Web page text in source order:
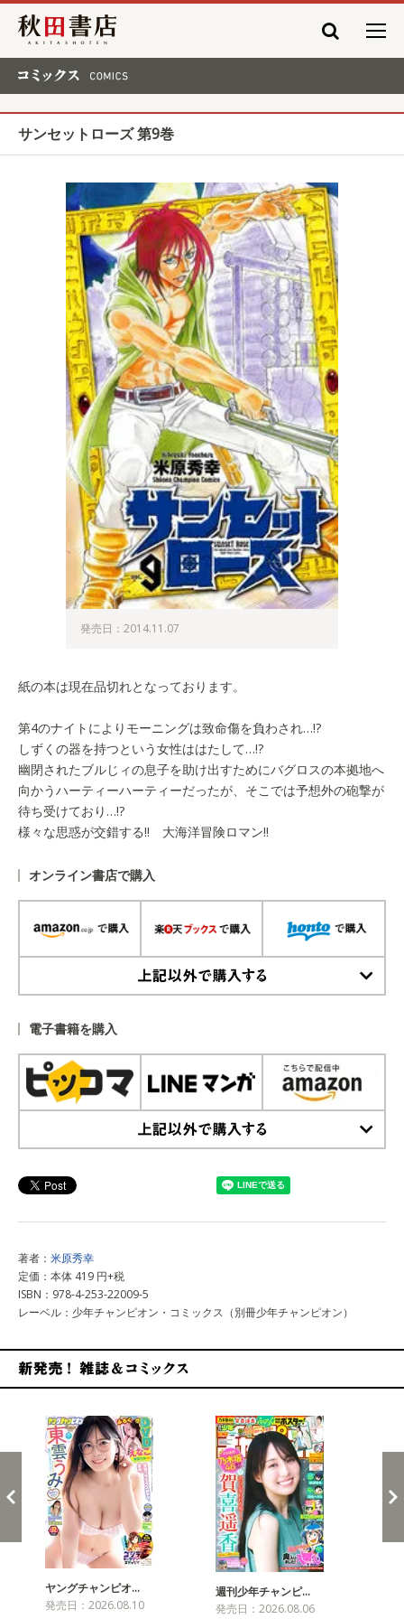
秋田書店
サンセットローズ 第9巻
発売日：2014.11.07
紙の本は現在品切れとなっております。
第4のナイトによりモーニングは致命傷を負わされ…!?
しずくの器を持つという女性ははたして…!?
幽閉されたブルじィの息子を助け出すためにバグロスの本拠地へ
向かうハーティーハーティーだったが、そこでは予想外の砲撃が
待ち受けており…!?
様々な思惑が交錯する!! 大海洋冒険ロマン!!
オンライン書店で購入
電子書籍を購入
著者： 米原秀幸
定価：本体 419 円+税
ISBN：978-4-253-22009-5
レーベル：少年チャンピオン・コミックス（別冊少年チャンピオン）
ヤングチャンピオ…
発売日：2026.08.10
週刊少年チャンピ…
発売日：2026.08.06